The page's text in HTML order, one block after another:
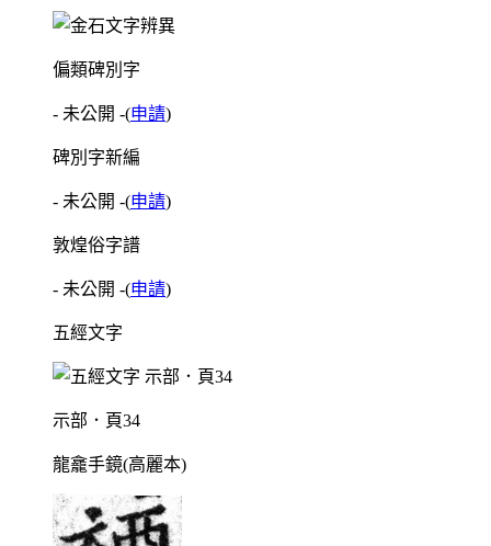
偏類碑別字
- 未公開 -(申請)
碑別字新編
- 未公開 -(申請)
敦煌俗字譜
- 未公開 -(申請)
五經文字
示部．頁34
龍龕手鏡(高麗本)